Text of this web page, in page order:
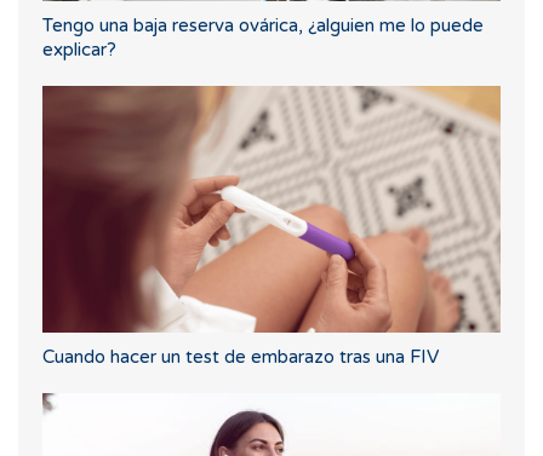
Tengo una baja reserva ovárica, ¿alguien me lo puede
explicar?
Cuando hacer un test de embarazo tras una FIV